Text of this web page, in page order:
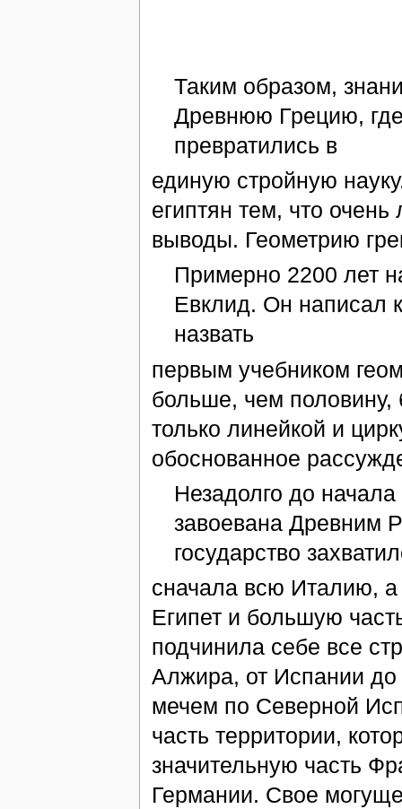
Таким образом,
Древнюю Грецию, где
превратились в
единую стройную
египтян тем, что
выводы. Геометрию
Примерно 2200 лет
Евклид. Он написал
назвать
первым учебником
больше, чем половину,
только линейкой и
обоснованное
Незадолго до
завоевана Древним
государство
сначала всю Италию,
Египет и большую
подчинила себе все
Алжира, от Испании
мечем по Северной
часть территории,
значительную часть
Германии. Свое